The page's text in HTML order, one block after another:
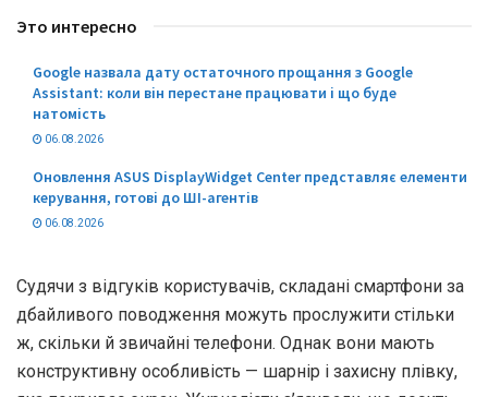
Это интересно
Google назвала дату остаточного прощання з Google
Assistant: коли він перестане працювати і що буде
натомість
06.08.2026
Оновлення ASUS DisplayWidget Center представляє елементи
керування, готові до ШІ-агентів
06.08.2026
Судячи з відгуків користувачів, складані смартфони за
дбайливого поводження можуть прослужити стільки
ж, скільки й звичайні телефони. Однак вони мають
конструктивну особливість — шарнір і захисну плівку,